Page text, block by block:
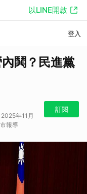
以LINE開啟
登入
鬨？民進黨
年11月
報導
訂閱